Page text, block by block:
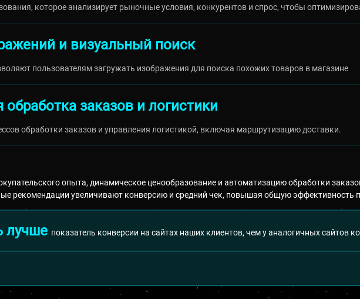
которое анализирует рыночные условия, конкурентов и спрос, чтобы
и визуальный поиск
пользователям загружать изображения для поиска похожих товаров в магазине
заказов и логистики
обработки заказов и управления логистикой, включая маршрутизацию доставки.
опыта, динамическое ценообразование и автоматизацию обработки
рекомендации увеличивают конверсию и средний чек, повышая общую эффективность
лучше показатель конверсии на сайтах наших клиентов, чем у аналогичных сайтов